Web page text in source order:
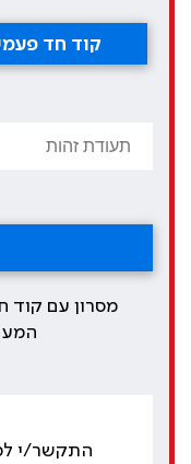
קוד חד
מסרון עם קוד
התקשר/י